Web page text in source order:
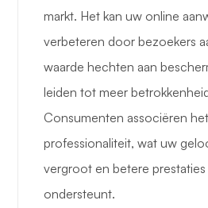
markt. Het kan uw online
verbeteren door bezoekers
waarde hechten aan
leiden tot meer
Consumenten associëren
professionaliteit, wat uw
vergroot en betere
ondersteunt.